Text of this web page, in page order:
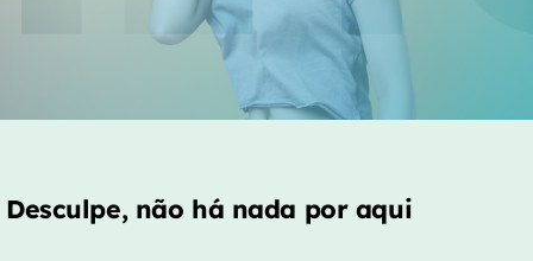
PASSATEMPOS
Desculpe, não há nada por aqui